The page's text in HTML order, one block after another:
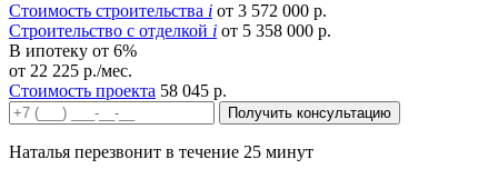
Стоимость строительства i от 3 572 000 р.
Строительство c отделкой i от 5 358 000 р.
В ипотеку от 6%
от 22 225 р./мес.
Стоимость проекта 58 045 р.
Получить консультацию
Наталья перезвонит в течение 25 минут